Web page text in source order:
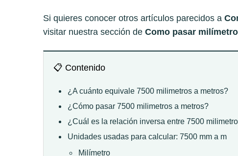
Si quieres conocer otros artículos parecidos a
visitar nuestra sección de Como pasar
📋 Contenido
¿A cuánto equivale 7500 milimetros a metros?
¿Cómo pasar 7500 milimetros a metros?
¿Cuál es la relación inversa entre 7500
Unidades usadas para calcular: 7500 mm a m
Milímetro